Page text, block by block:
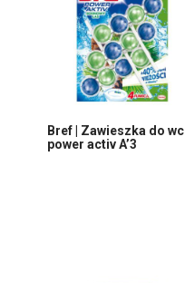
Bref | Zawieszka do wc
power activ A’3